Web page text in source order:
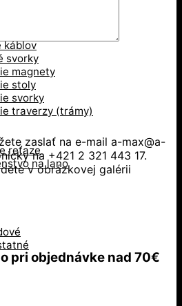
káblov
svorky
magnety
stoly
svorky
traverzy (trámy)
reťaze
na lano
zaslať na e-mail a-max@a-
na +421 2 321 443 17.
v obrázkovej galérii
pri objednávke nad 70€